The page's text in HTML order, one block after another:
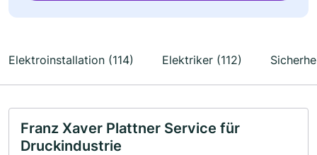
Elektroinstallation (114) Elektriker (112)
Franz Xaver Plattner Service für
Druckindustrie